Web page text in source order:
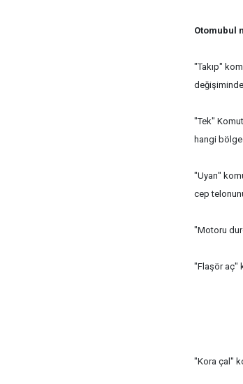
Otomubul
"Takıp"
"Tek"
hangi
"Uyarı"
cep
"Motoru
"Flaşör aç"
"Kora çal"